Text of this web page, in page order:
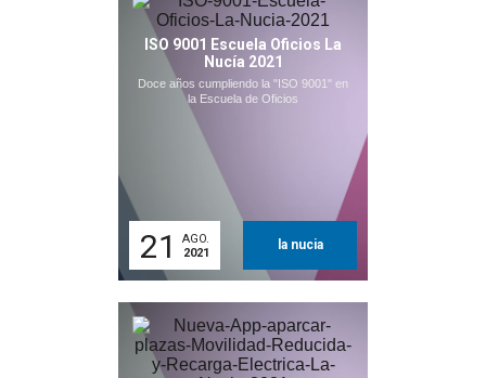
ISO 9001 Escuela Oficios La
Nucía 2021
Doce años cumpliendo la "ISO 9001" en
la Escuela de Oficios
21
AGO.
2021
la nucia